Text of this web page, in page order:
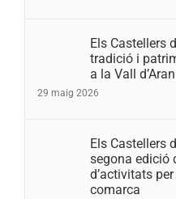
Els Castellers
tradició i
a la Vall
29 maig 2026
Els Castellers
segona edició
d’activitats
comarca